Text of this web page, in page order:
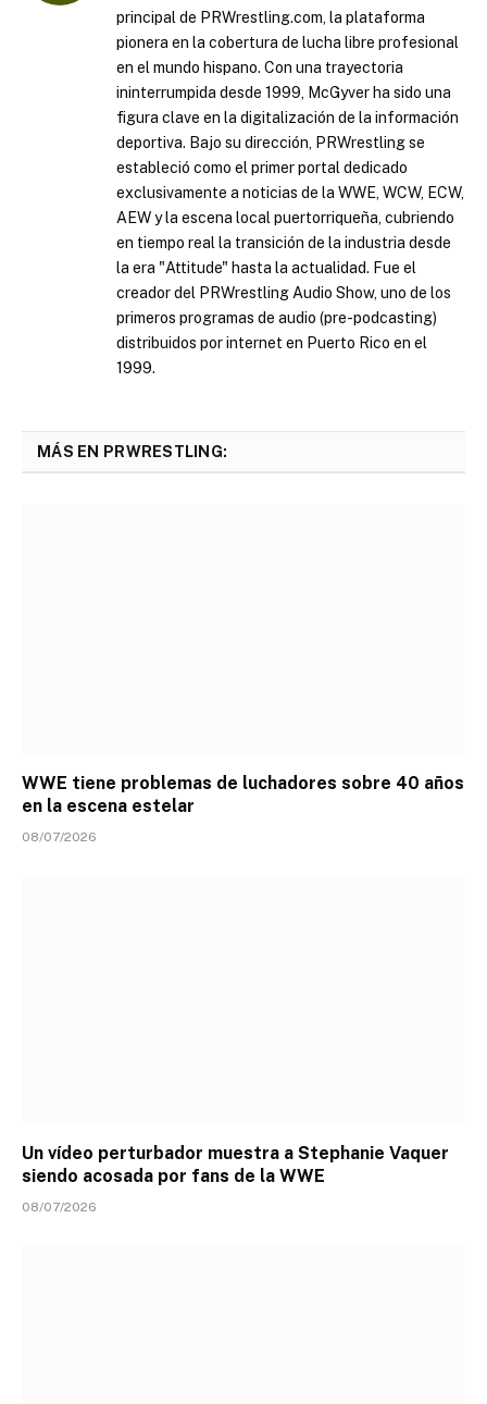
principal de PRWrestling.com, la plataforma
pionera en la cobertura de lucha libre profesional
en el mundo hispano. Con una trayectoria
ininterrumpida desde 1999, McGyver ha sido una
figura clave en la digitalización de la información
deportiva. Bajo su dirección, PRWrestling se
estableció como el primer portal dedicado
exclusivamente a noticias de la WWE, WCW, ECW,
AEW y la escena local puertorriqueña, cubriendo
en tiempo real la transición de la industria desde
la era "Attitude" hasta la actualidad. Fue el
creador del PRWrestling Audio Show, uno de los
primeros programas de audio (pre-podcasting)
distribuidos por internet en Puerto Rico en el
1999.
MÁS EN PRWRESTLING:
WWE tiene problemas de luchadores sobre 40 años
en la escena estelar
08/07/2026
Un vídeo perturbador muestra a Stephanie Vaquer
siendo acosada por fans de la WWE
08/07/2026